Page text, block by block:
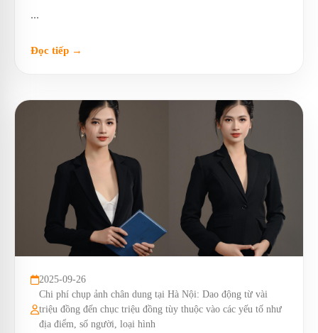
...
Đọc tiếp →
2025-09-26
Chi phí chụp ảnh chân dung tại Hà Nội: Dao động từ vài
triệu đồng đến chục triệu đồng tùy thuộc vào các yếu tố như
địa điểm, số người, loại hình